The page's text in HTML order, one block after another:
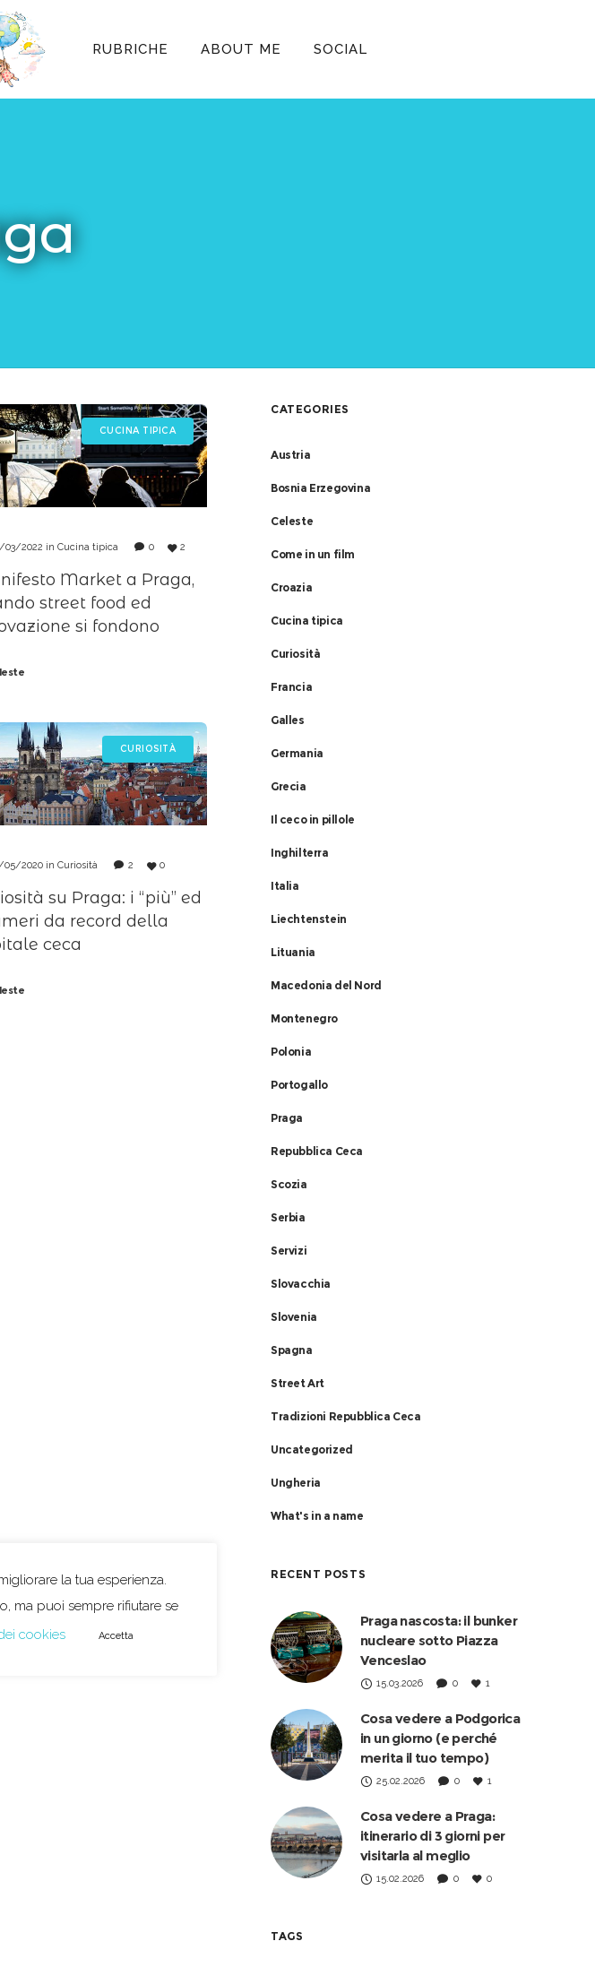
RUBRICHE ABOUT ME SOCIAL
CUCINA TIPICA
03/2022 in Cucina tipica 0 2
Market a Praga,
street food ed
si fondono
CURIOSITÀ
05/2020 in Curiosità 2 0
su Praga: i “più” ed
da record della
ceca
CATEGORIES
Austria
Bosnia Erzegovina
Celeste
Come in un film
Croazia
Cucina tipica
Curiosità
Francia
Galles
Germania
Grecia
Il ceco in pillole
Inghilterra
Italia
Liechtenstein
Lituania
Macedonia del Nord
Montenegro
Polonia
Portogallo
Praga
Repubblica Ceca
Scozia
Serbia
Servizi
Slovacchia
Slovenia
Spagna
Street Art
Tradizioni Repubblica Ceca
Uncategorized
Ungheria
What's in a name
RECENT POSTS
Praga nascosta: il bunker
nucleare sotto Piazza
Venceslao
15.03.2026 0 1
Cosa vedere a Podgorica
in un giorno (e perché
merita il tuo tempo)
25.02.2026 0 1
Cosa vedere a Praga:
itinerario di 3 giorni per
visitarla al meglio
15.02.2026 0 0
TAGS
la tua esperienza.
ma puoi sempre rifiutare se
cookies Accetta